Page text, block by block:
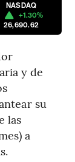
NASDAQ
+1.30%
26,690.62
y de
su
las
a